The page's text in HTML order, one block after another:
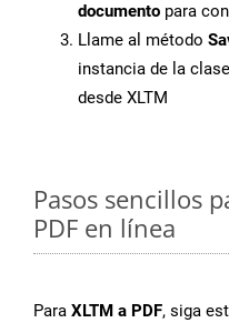
documento para
Llame al método
instancia de la
desde XLTM
Pasos sencillos
PDF en línea
Para XLTM a PDF, siga